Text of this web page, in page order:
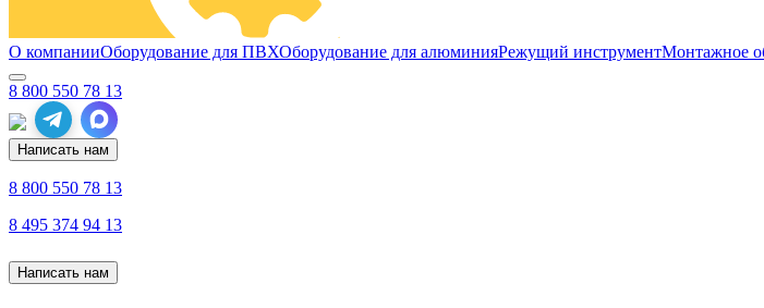
О компанииОборудование для ПВХОборудование для алюминияРежущий инструментМонтажное
8 800 550 78 13
Написать нам
8 800 550 78 13
8 495 374 94 13
Написать нам